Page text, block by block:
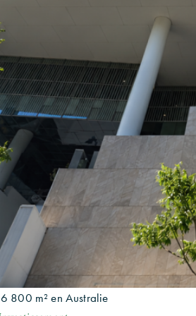
800 m² en Australie